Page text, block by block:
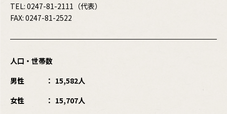
TEL: 0247-81-2111 （代表）
FAX: 0247-81-2522
人口・世帯数
男性
15,582人
女性
15,707人